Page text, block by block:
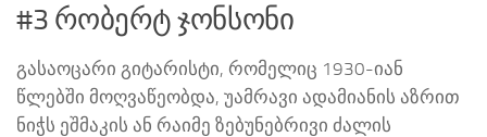
#3 რობერტ ჯონსონი
გასაოცარი გიტარისტი, რომელიც 1930-იან
წლებში მოღვაწეობდა, უამრავი ადამიანის აზრით
ნიჭს ეშმაკის ან რაიმე ზებუნებრივი ძალის